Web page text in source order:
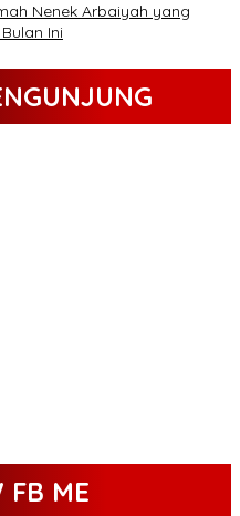
Nenek Arbaiyah yang
Ini
FB ME